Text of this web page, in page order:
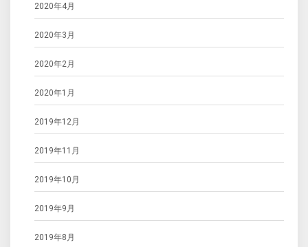
2020年4月
2020年3月
2020年2月
2020年1月
2019年12月
2019年11月
2019年10月
2019年9月
2019年8月